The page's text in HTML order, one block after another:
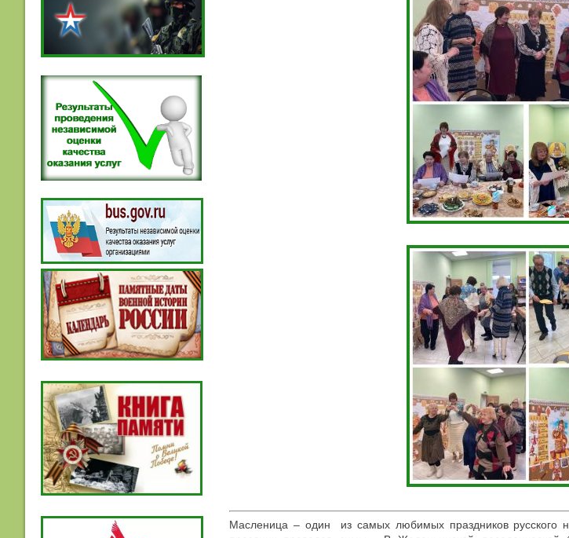
Масленица – один из самых любимых праздников русского